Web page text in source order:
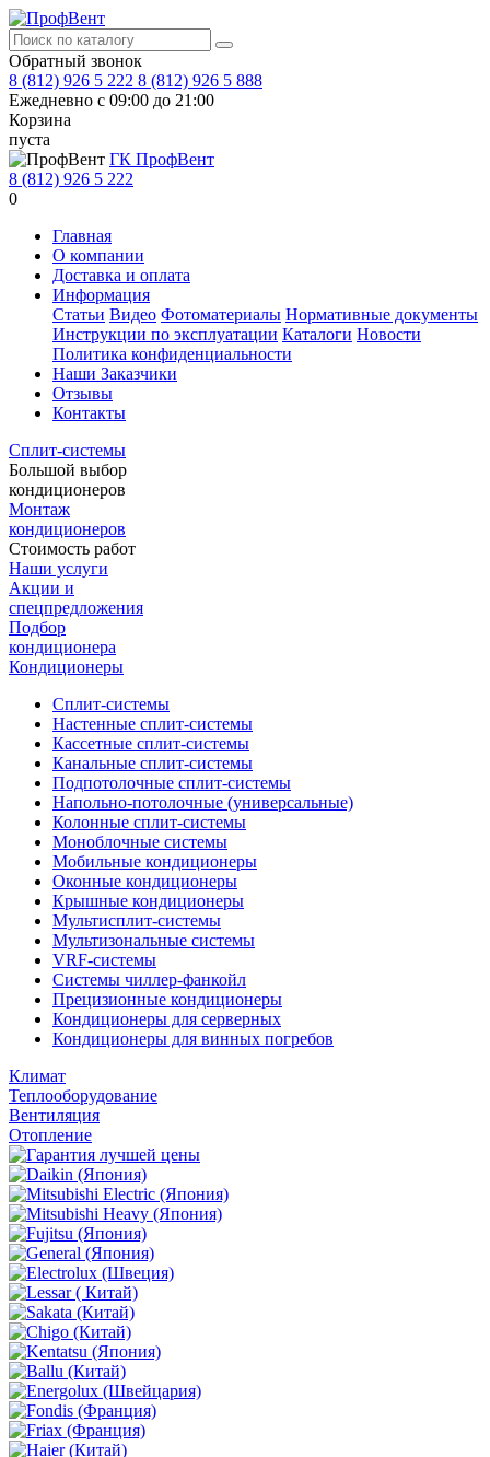
Обратный звонок
8 (812) 926 5 222 8 (812) 926 5 888
Ежедневно с 09:00 до 21:00
Корзина
пуста
ГК ПрофВент
8 (812) 926 5 222
0
Главная
О компании
Доставка и оплата
Информация
Статьи Видео Фотоматериалы Нормативные документы
Инструкции по эксплуатации Каталоги Новости
Политика конфиденциальности
Наши Заказчики
Отзывы
Контакты
Сплит-системы
Большой выбор
кондиционеров
Монтаж
кондиционеров
Стоимость работ
Наши услуги
Акции и
спецпредложения
Подбор
кондиционера
Кондиционеры
Сплит-системы
Настенные сплит-системы
Кассетные сплит-системы
Канальные сплит-системы
Подпотолочные сплит-системы
Напольно-потолочные (универсальные)
Колонные сплит-системы
Моноблочные системы
Мобильные кондиционеры
Оконные кондиционеры
Крышные кондиционеры
Мультисплит-системы
Мультизональные системы
VRF-системы
Системы чиллер-фанкойл
Прецизионные кондиционеры
Кондиционеры для серверных
Кондиционеры для винных погребов
Климат
Теплооборудование
Вентиляция
Отопление